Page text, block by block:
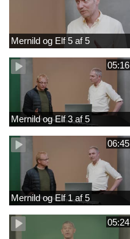
Mernild og Elf 5 af 5
05:16
Mernild og Elf 3 af 5
06:45
Mernild og Elf 1 af 5
05:24